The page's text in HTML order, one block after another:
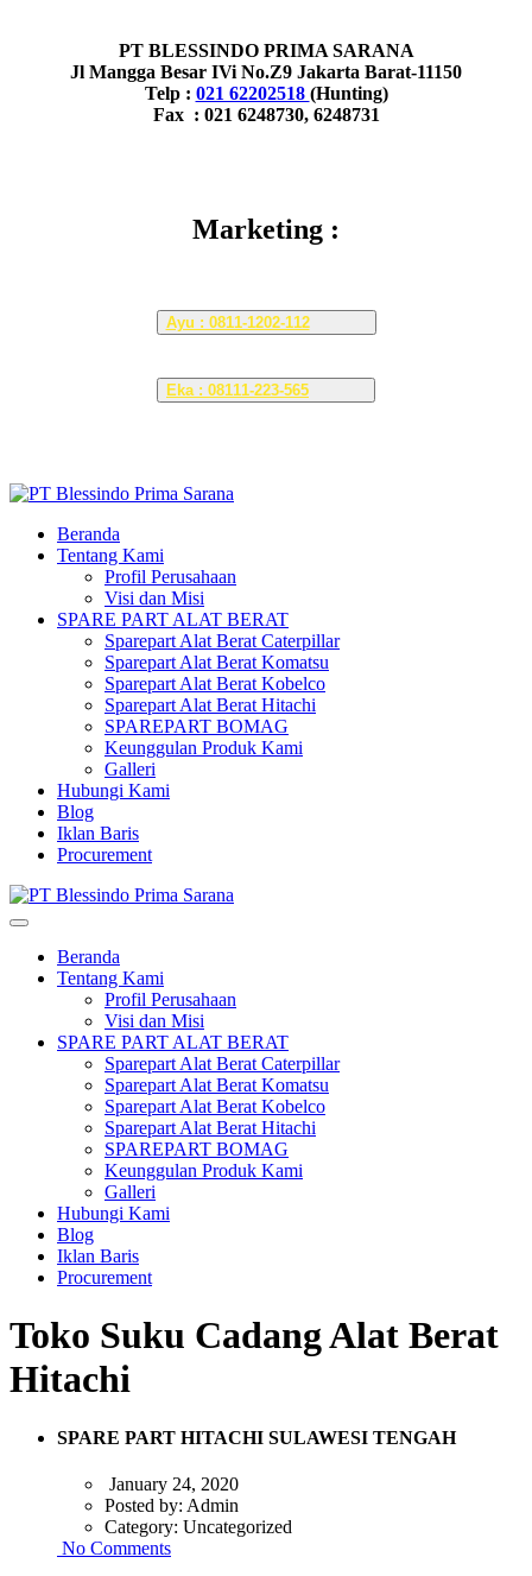
PT BLESSINDO PRIMA SARANA
Jl Mangga Besar IVi No.Z9 Jakarta Barat-11150
Telp : 021 62202518 (Hunting)
Fax : 021 6248730, 6248731
Marketing :
Ayu : 0811-1202-112
Eka : 08111-223-565
Beranda
Tentang Kami
Profil Perusahaan
Visi dan Misi
SPARE PART ALAT BERAT
Sparepart Alat Berat Caterpillar
Sparepart Alat Berat Komatsu
Sparepart Alat Berat Kobelco
Sparepart Alat Berat Hitachi
SPAREPART BOMAG
Keunggulan Produk Kami
Galleri
Hubungi Kami
Blog
Iklan Baris
Procurement
Beranda
Tentang Kami
Profil Perusahaan
Visi dan Misi
SPARE PART ALAT BERAT
Sparepart Alat Berat Caterpillar
Sparepart Alat Berat Komatsu
Sparepart Alat Berat Kobelco
Sparepart Alat Berat Hitachi
SPAREPART BOMAG
Keunggulan Produk Kami
Galleri
Hubungi Kami
Blog
Iklan Baris
Procurement
Toko Suku Cadang Alat Berat
Hitachi
SPARE PART HITACHI SULAWESI TENGAH
January 24, 2020
Posted by: Admin
Category: Uncategorized
No Comments